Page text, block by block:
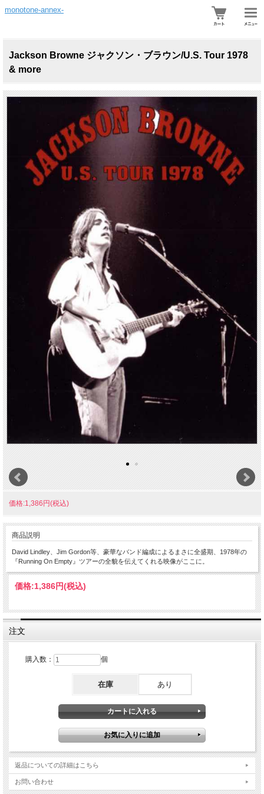
monotone-annex-
Jackson Browne ジャクソン・ブラウン/U.S. Tour 1978
& more
価格:1,386円(税込)
商品説明
David Lindley、Jim Gordon等、豪華なバンド編成によるまさに全盛期、1978年の
『Running On Empty』ツアーの全貌を伝えてくれる映像がここに。
価格:1,386円(税込)
注文
購入数： 個
在庫 あり
返品についての詳細はこちら
お問い合わせ